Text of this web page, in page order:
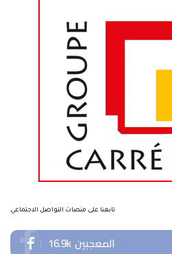
تابعنا على منصات التواصل الاجتماعي
16.9kالمعجبين